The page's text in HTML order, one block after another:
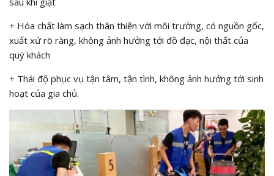
+ Hóa chất làm sạch thân thiện với môi trường, có nguồn gốc,
xuất xứ rõ ràng, không ảnh hưởng tới đồ đạc, nội thất của
quý khách
+ Thái độ phục vụ tận tâm, tận tình, không ảnh hưởng tới sinh
hoạt của gia chủ.